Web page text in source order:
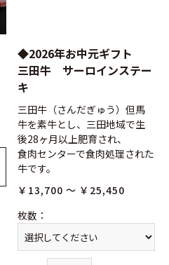
◆2026年お中元ギフト
三田牛 サーロインステー
キ
三田牛（さんだぎゅう）但馬
牛を素牛とし、三田地域で生
後28ヶ月以上肥育され、
食肉センターで食肉処理された
牛です。
￥13,700 ～ ￥25,450
枚数 ：